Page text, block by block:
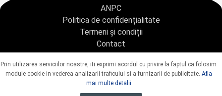
ANPC
Politica de confidențialitate
Termeni și condiții
Contact
Copyright © 2021 - AGENTIA CONDOLEANTE.RO SRL - toate drepturile rezervate
J40/9967/2020 CUI: 42925428
Prin utilizarea serviciilor noastre, iti exprimi acordul cu privire la faptul ca folosim
module cookie in vederea analizarii traficului si a furnizarii de publicitate. Afla
mai multe detalii